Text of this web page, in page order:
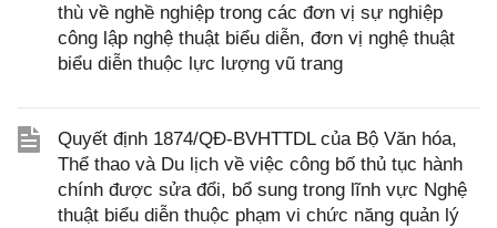
thù về nghề nghiệp trong các đơn vị sự nghiệp
công lập nghệ thuật biểu diễn, đơn vị nghệ thuật
biểu diễn thuộc lực lượng vũ trang
Quyết định 1874/QĐ-BVHTTDL của Bộ Văn hóa,
Thể thao và Du lịch về việc công bố thủ tục hành
chính được sửa đổi, bổ sung trong lĩnh vực Nghệ
thuật biểu diễn thuộc phạm vi chức năng quản lý